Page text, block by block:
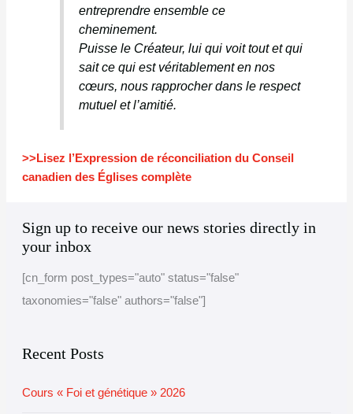
entreprendre ensemble ce
cheminement.
Puisse le Créateur, lui qui voit tout et qui
sait ce qui est véritablement en nos
cœurs, nous rapprocher dans le respect
mutuel et l’amitié.
>>Lisez l’Expression de réconciliation du Conseil
canadien des Églises complète
Sign up to receive our news stories directly in
your inbox
[cn_form post_types="auto" status="false"
taxonomies="false" authors="false"]
Recent Posts
Cours « Foi et génétique » 2026
r
c
h
i
e
a
t
e
g
r
e